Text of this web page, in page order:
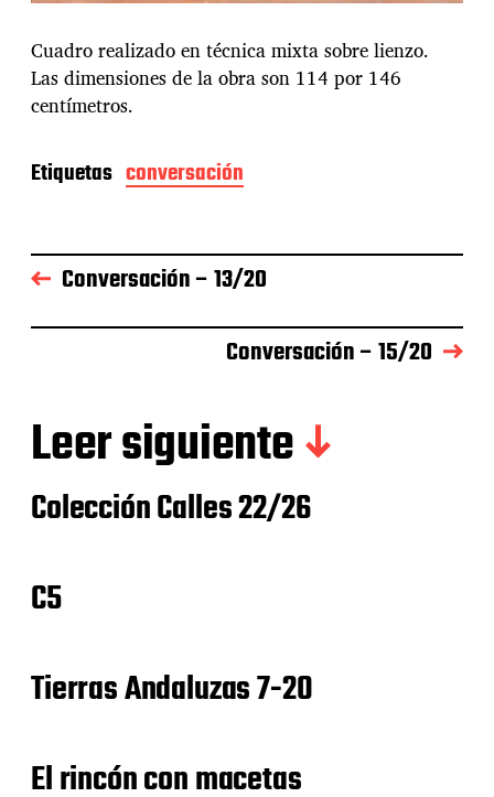
Cuadro realizado en técnica mixta sobre lienzo.
Las dimensiones de la obra son 114 por 146
centímetros.
Etiquetas conversación
Conversación – 13/20
Conversación – 15/20
Leer siguiente
Colección Calles 22/26
C5
Tierras Andaluzas 7-20
El rincón con macetas